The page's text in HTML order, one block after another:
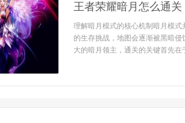
王者荣耀暗月怎么通
理解暗月模式的核心机制暗月模
的生存挑战，地图会逐渐被黑暗
大的暗月领主，通关的关键首先